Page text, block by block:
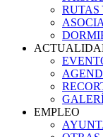
RUTAS
EMPLEO